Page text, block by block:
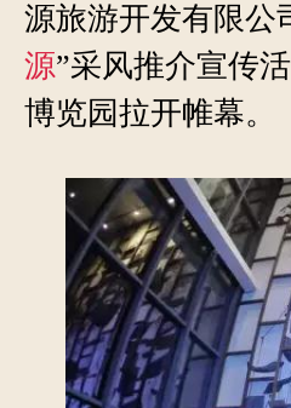
源旅游开发有限公
源”采风推介宣传
博览园拉开帷幕。